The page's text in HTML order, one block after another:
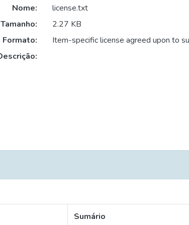
Nome:
license.txt
Tamanho:
2.27 KB
Formato:
Item-specific license agreed upon to
Sumário